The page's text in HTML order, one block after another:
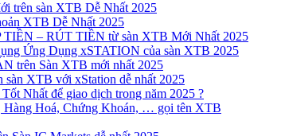
trên sàn XTB Dễ Nhất 2025
XTB Dễ Nhất 2025
TIỀN – RÚT TIỀN từ sàn XTB Mới Nhất 2025
Ứng Dụng xSTATION của sàn XTB 2025
trên Sàn XTB mới nhất 2025
sàn XTB với xStation dễ nhất 2025
Nhất để giao dịch trong năm 2025 ?
Hàng Hoá, Chứng Khoán, … gọi tên XTB